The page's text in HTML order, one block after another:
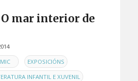
O mar interior de
, EXPOSICIÓNS ,
INFANTIL E XUVENIL ,